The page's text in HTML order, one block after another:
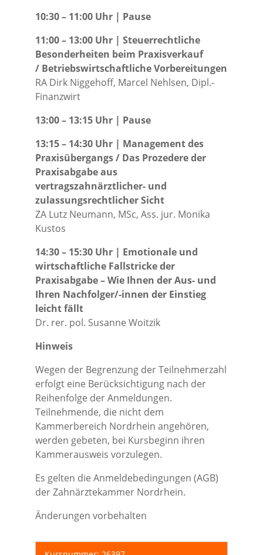
10:30 – 11:00 Uhr | Pause
11:00 – 13:00 Uhr | Steuerrechtliche
Besonderheiten beim Praxisverkauf
/ Betriebswirtschaftliche Vorbereitungen
RA Dirk Niggehoff, Marcel Nehlsen, Dipl.-
Finanzwirt
13:00 – 13:15 Uhr | Pause
13:15 – 14:30 Uhr | Management des
Praxisübergangs / Das Prozedere der
Praxisabgabe aus
vertragszahnärztlicher- und
zulassungsrechtlicher Sicht
ZA Lutz Neumann, MSc, Ass. jur. Monika
Kustos
14:30 – 15:30 Uhr | Emotionale und
wirtschaftliche Fallstricke der
Praxisabgabe – Wie Ihnen der Aus- und
Ihren Nachfolger/-innen der Einstieg
leicht fällt
Dr. rer. pol. Susanne Woitzik
Hinweis
Wegen der Begrenzung der Teilnehmerzahl
erfolgt eine Berücksichtigung nach der
Reihenfolge der Anmeldungen.
Teilnehmende, die nicht dem
Kammerbereich Nordrhein angehören,
werden gebeten, bei Kursbeginn ihren
Kammerausweis vorzulegen.
Es gelten die Anmeldebedingungen (AGB)
der Zahnärztekammer Nordrhein.
Änderungen vorbehalten